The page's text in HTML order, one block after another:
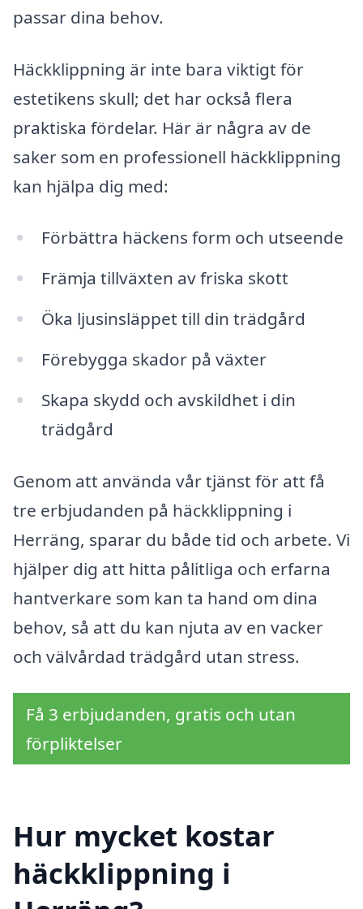
passar dina behov.
Häckklippning är inte bara viktigt för
estetikens skull; det har också flera
praktiska fördelar. Här är några av de
saker som en professionell häckklippning
kan hjälpa dig med:
Förbättra häckens form och utseende
Främja tillväxten av friska skott
Öka ljusinsläppet till din trädgård
Förebygga skador på växter
Skapa skydd och avskildhet i din
trädgård
Genom att använda vår tjänst för att få
tre erbjudanden på häckklippning i
Herräng, sparar du både tid och arbete. Vi
hjälper dig att hitta pålitliga och erfarna
hantverkare som kan ta hand om dina
behov, så att du kan njuta av en vacker
och välvårdad trädgård utan stress.
Få 3 erbjudanden, gratis och utan
förpliktelser
Hur mycket kostar
häckklippning i